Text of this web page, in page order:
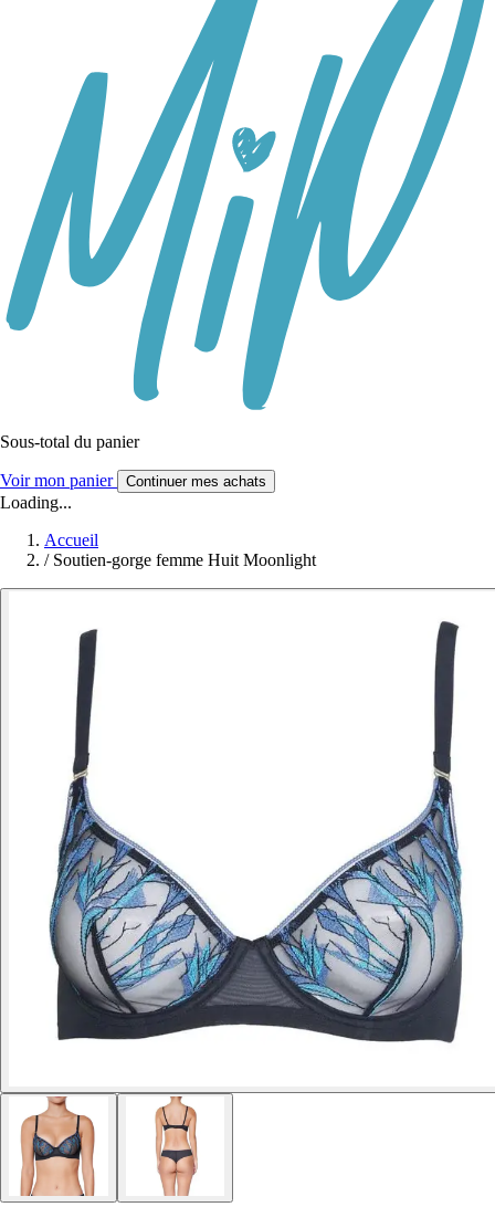
Sous-total du panier
Voir mon panier Continuer mes achats
Loading...
Accueil
/ Soutien-gorge femme Huit Moonlight